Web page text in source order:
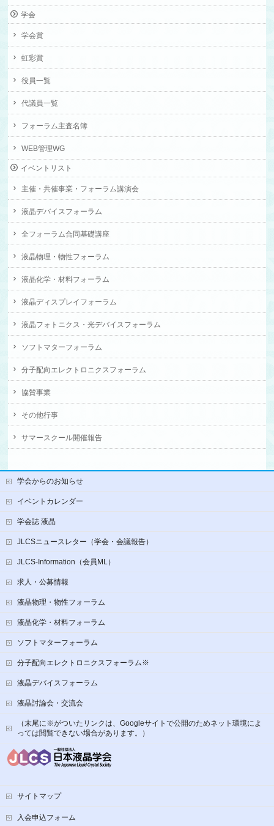
学会
学会賞
虹彩賞
役員一覧
代議員一覧
フォーラム主査名簿
WEB管理WG
イベントリスト
主催・共催事業・フォーラム講演会
液晶デバイスフォーラム
全フォーラム合同基礎講座
液晶物理・物性フォーラム
液晶化学・材料フォーラム
液晶ディスプレイフォーラム
液晶フォトニクス・光デバイスフォーラム
ソフトマターフォーラム
分子配向エレクトロニクスフォーラム
協賛事業
その他行事
サマースクール開催報告
学会からのお知らせ
イベントカレンダー
学会誌 液晶
JLCSニュースレター（学会・会議報告）
JLCS-Information（会員ML）
求人・公募情報
液晶物理・物性フォーラム
液晶化学・材料フォーラム
ソフトマターフォーラム
分子配向エレクトロニクスフォーラム※
液晶デバイスフォーラム
液晶討論会・交流会
（末尾に※がついたリンクは、Googleサイトで公開のためネット環境によ
っては閲覧できない場合があります。）
サイトマップ
入会申込フォーム